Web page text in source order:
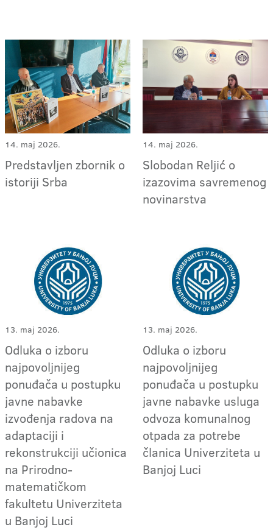
14. maj 2026.
Predstavljen zbornik o
istoriji Srba
14. maj 2026.
Slobodan Reljić o
izazovima savremenog
novinarstva
13. maj 2026.
Odluka o izboru
najpovoljnijeg
ponuđača u postupku
javne nabavke
izvođenja radova na
adaptaciji i
rekonstrukciji učionica
na Prirodno-
matematičkom
fakultetu Univerziteta
u Banjoj Luci
13. maj 2026.
Odluka o izboru
najpovoljnijeg
ponuđača u postupku
javne nabavke usluga
odvoza komunalnog
otpada za potrebe
članica Univerziteta u
Banjoj Luci